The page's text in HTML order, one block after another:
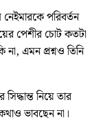
পরিবর্তন
পেশীর চোট কতটা
এমন প্রশ্নও তিনি
নিয়ে তার
ভাবছেন না।